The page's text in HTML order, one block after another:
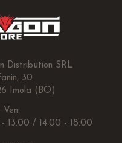
Distribution SRL
30
Imola (BO)
Ven:
13.00 / 14.00 - 18.00